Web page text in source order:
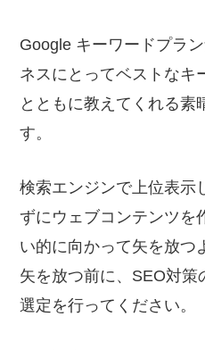
ン
グ
略
ネ
ッ
ト
マ
ケ
テ
ィ
ン
グ
Google キーワードプラ
ネスにとってベストなキ
とともに教えてくれる素
す。
検索エンジンで上位表示
ずにウェブコンテンツを
い的に向かって矢を放つ
矢を放つ前に、SEO対策
選定を行ってください。